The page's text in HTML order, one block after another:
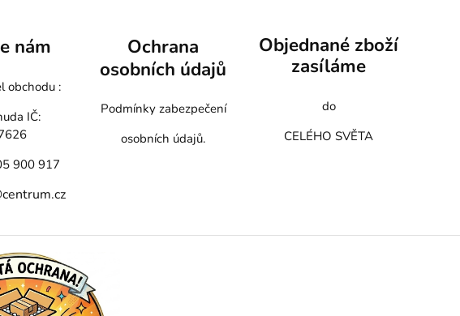
nám
obchodu :
IČ:
900 917
Ochrana
osobních údajů
Podmínky zabezpečení
osobních údajů.
Objednané zboží
zasíláme
do
CELÉHO SVĚTA